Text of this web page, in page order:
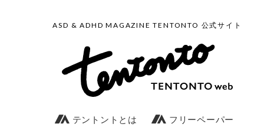
ASD & ADHD MAGAZINE TENTONTO 公式サイト
テントントとは フリーペーパー